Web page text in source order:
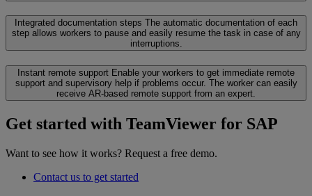
Integrated documentation steps The automatic documentation of each
step allows workers to pause and easily resume the task in case of any
interruptions.
Instant remote support Enable your workers to get immediate remote
support and supervisory help if problems occur. The worker can easily
receive AR-based remote support from an expert.
Get started with TeamViewer for SAP
Want to see how it works? Request a free demo.
Contact us to get started